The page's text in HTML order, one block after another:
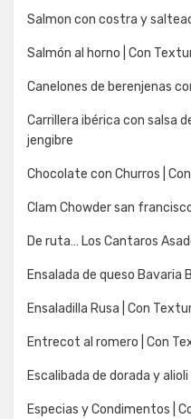
Salmon con costra y
Salmón al horno | Con
Canelones de berenjenas
Carrillera ibérica con salsa
jengibre
Chocolate con Churros |
Clam Chowder san
De ruta… Los Cantaros
Ensalada de queso Bavaria
Ensaladilla Rusa | Con
Entrecot al romero | Con
Escalibada de dorada y
Especias y Condimentos |